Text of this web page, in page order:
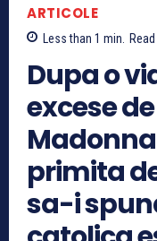
ARTICOLE
Less than 1 min. Read
Dupa o
excese
primita
sa-i